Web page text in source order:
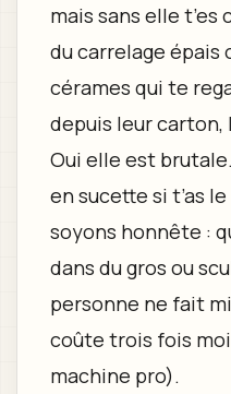
mais sans elle
du carrelage épais
cérames qui te
depuis leur carton,
Oui elle est
en sucette si t’as
soyons honnête :
dans du gros ou
personne ne fait
coûte trois fois
machine pro).